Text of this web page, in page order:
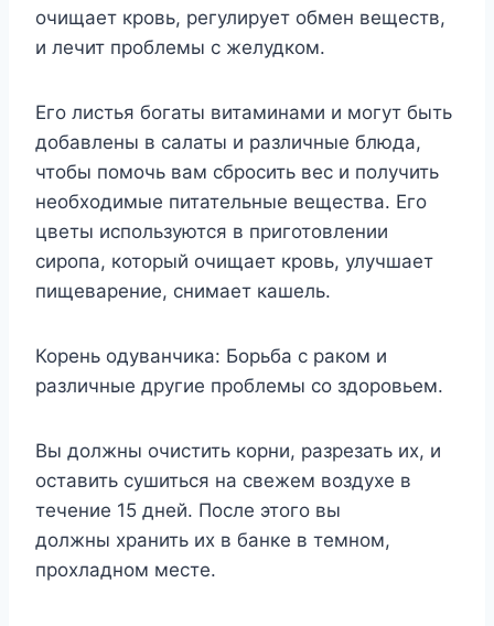
очищает кровь, регулирует обмен веществ,
и лечит проблемы с желудком.
Его листья богаты витаминами и могут быть
добавлены в салаты и различные блюда,
чтобы помочь вам сбросить вес и получить
необходимые питательные вещества. Его
цветы используются в приготовлении
сиропа, который очищает кровь, улучшает
пищеварение, снимает кашель.
Корень одуванчика: Борьба с раком и
различные другие проблемы со здоровьем.
Вы должны очистить корни, разрезать их, и
оставить сушиться на свежем воздухе в
течение 15 дней. После этого вы
должны хранить их в банке в темном,
прохладном месте.